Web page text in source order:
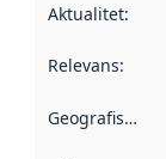
Aktualitet:
Relevans:
Geografisk område